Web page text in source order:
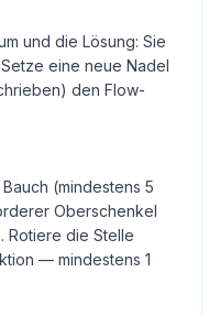
und die Lösung: Sie
eine neue Nadel
den Flow-
(mindestens 5
Oberschenkel
Rotiere die Stelle
— mindestens 1